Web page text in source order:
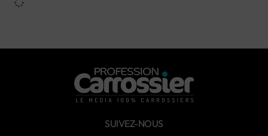
SUIVEZ-NOUS